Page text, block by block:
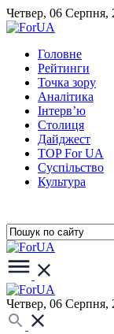
Четвер, 06 Серпня,
Головне
Рейтинги
Точка зору
Аналітика
Інтерв’ю
Столиця
Дайджест
TOP For UA
Суспiльство
Культура
Четвер, 06 Серпня,